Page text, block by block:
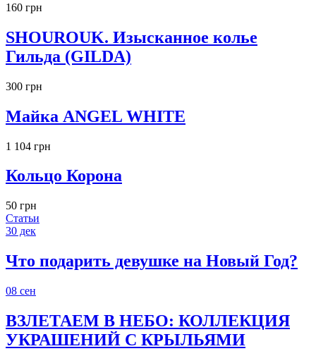
160 грн
SHOUROUK. Изысканное колье
Гильда (GILDA)
300 грн
Майка ANGEL WHITE
1 104 грн
Кольцо Корона
50 грн
Статьи
30 дек
Что подарить девушке на Новый Год?
08 сен
ВЗЛЕТАЕМ В НЕБО: КОЛЛЕКЦИЯ
УКРАШЕНИЙ С КРЫЛЬЯМИ